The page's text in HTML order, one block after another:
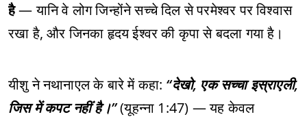
है— यानि वे लोग जिन्होंने सच्चे दिल से परमेश्वर पर विश्वास
रखा है, और जिनका हृदय ईश्वर की कृपा से बदला गया है।
यीशु ने नथानाएल के बारे में कहा: “देखो, एक सच्चा इस्राएली,
जिस में कपट नहीं है।”(यूहन्ना 1:47) — यह केवल